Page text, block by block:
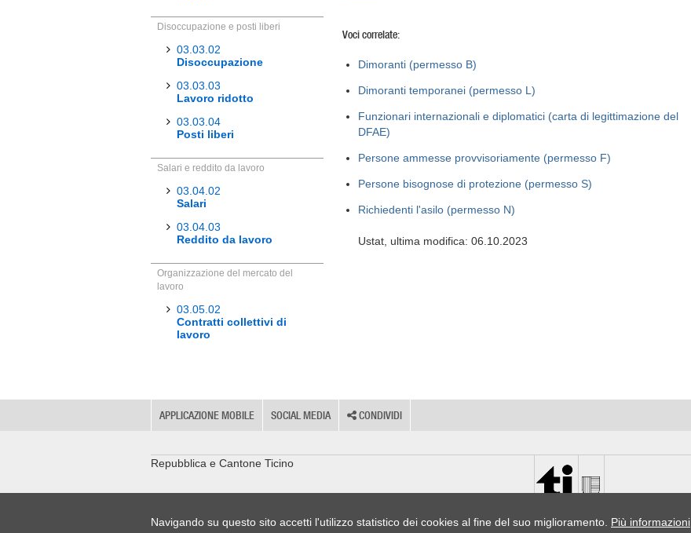
Navigando su questo sito accetti l'utilizzo statistico dei cookies al fine del suo miglioramento. Più informazioni
Disoccupazione e posti liberi
03.03.02
Disoccupazione
03.03.03
Lavoro ridotto
03.03.04
Posti liberi
Salari e reddito da lavoro
03.04.02
Salari
03.04.03
Reddito da lavoro
Organizzazione del mercato del
lavoro
03.05.02
Contratti collettivi di
lavoro
Voci correlate:
Dimoranti (permesso B)
Dimoranti temporanei (permesso L)
Funzionari internazionali e diplomatici (carta di legittimazione del
DFAE)
Persone ammesse provvisoriamente (permesso F)
Persone bisognose di protezione (permesso S)
Richiedenti l'asilo (permesso N)
Ustat, ultima modifica: 06.10.2023
APPLICAZIONE MOBILE SOCIAL MEDIA CONDIVIDI
Repubblica e Cantone Ticino